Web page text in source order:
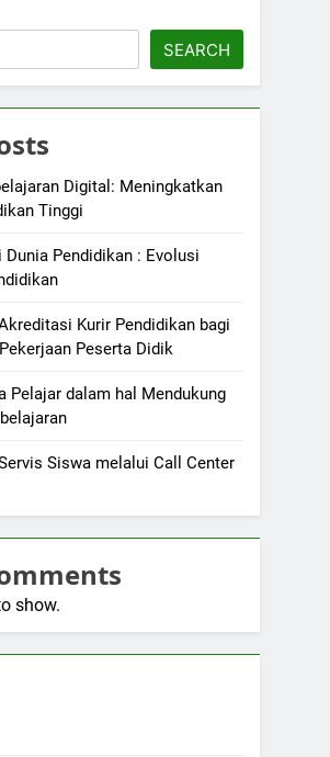
SEARCH
Digital: Meningkatkan
Tinggi
Pendidikan : Evolusi
Kurir Pendidikan bagi
Peserta Didik
Pelajar dalam hal Mendukung
Siswa melalui Call Center
show.